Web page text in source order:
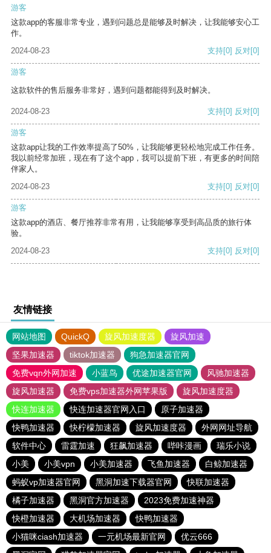
游客
这款app的客服非常专业，遇到问题总是能够及时解决，让我能够安心工
作。
2024-08-23
支持[0] 反对[0]
游客
这款软件的售后服务非常好，遇到问题都能得到及时解决。
2024-08-23 支持[0] 反对[0]
游客
这款app让我的工作效率提高了50%，让我能够更轻松地完成工作任务。
我以前经常加班，现在有了这个app，我可以提前下班，有更多的时间陪
伴家人。
2024-08-23
支持[0] 反对[0]
游客
这款app的酒店、餐厅推荐非常有用，让我能够享受到高品质的旅行体
验。
2024-08-23
支持[0] 反对[0]
友情链接
网站地图 QuickQ 旋风加速度器
旋风加速
坚果加速器
tiktok加速器
狗急加速器官网
免费vqn外网加速
小蓝鸟 优途加速器官网
风驰加速器
旋风加速器
免费vps加速器外网苹果版
旋风加速度器
快连加速器
快连加速器官网入口
原子加速器
快鸭加速器
快柠檬加速器 旋风加速度器
外网网址导航
软件中心
雷霆加速 狂飙加速器 哔咔漫画
瑞乐小说
小美
小美vpn 小美加速器 飞鱼加速器
白鲸加速器
蚂蚁vp加速器官网
黑洞加速下载器官网
快联加速器
橘子加速器
黑洞官方加速器
2023免费加速神器
快橙加速器
大机场加速器
快鸭加速器
小猫咪ciash加速器
一元机场最新官网
优云666